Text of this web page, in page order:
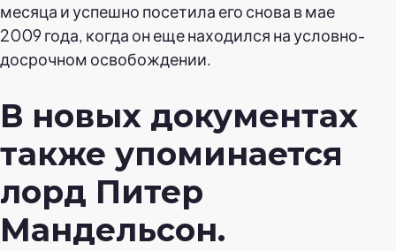
месяца и успешно посетила его снова в мае
2009 года, когда он еще находился на условно-
досрочном освобождении.
В новых документах
также упоминается
лорд Питер
Мандельсон.